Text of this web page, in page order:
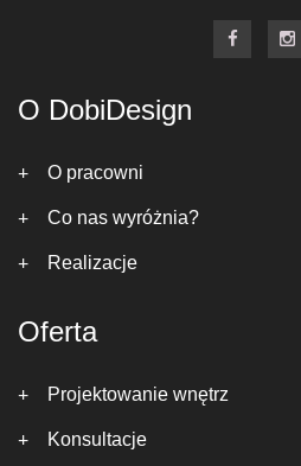
O DobiDesign
O pracowni
Co nas wyróżnia?
Realizacje
Oferta
Projektowanie wnętrz
Konsultacje